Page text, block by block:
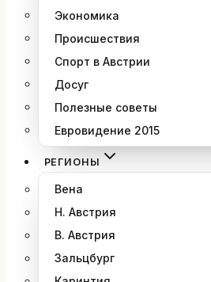
Экономика
Происшествия
Спорт в Австрии
Досуг
Полезные советы
Евровидение 2015
РЕГИОНЫ
Вена
Н. Австрия
В. Австрия
Зальцбург